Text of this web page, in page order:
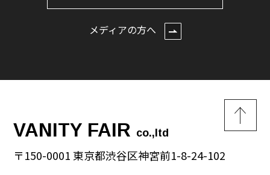
メディアの方へ
VANITY FAIR co.,ltd
〒150-0001 東京都渋谷区神宮前1-8-24-102